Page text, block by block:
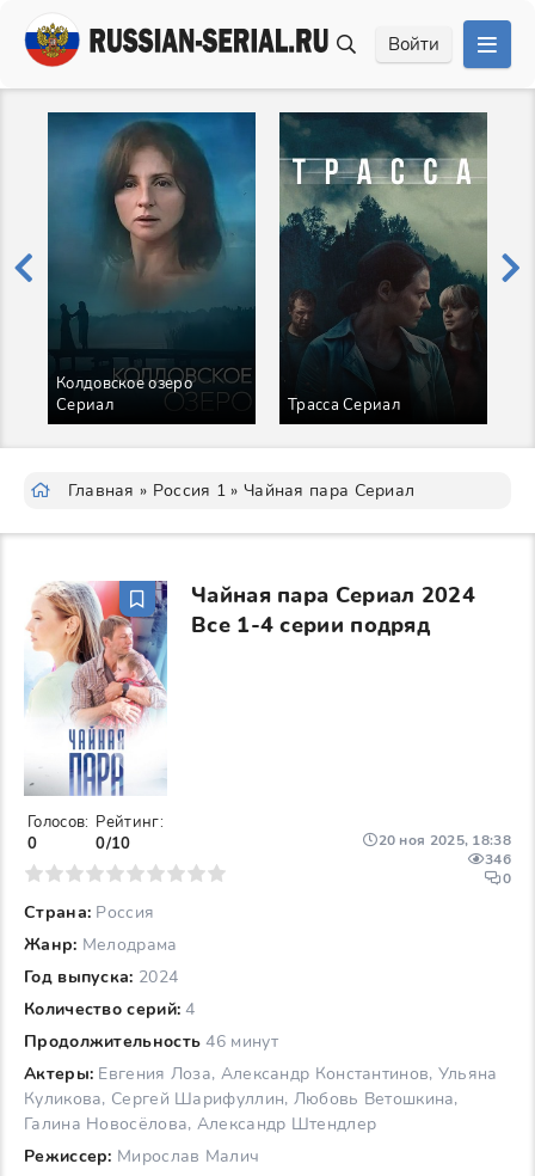
Войти
Колдовское озеро
Сериал
Трасса Сериал
Главная » Россия 1 » Чайная пара Сериал
Чайная пара Сериал 2024
Все 1-4 серии подряд
Страна: Россия
Жанр: Мелодрама
Год выпуска: 2024
Количество серий: 4
Продолжительность 46 минут
Актеры: Евгения Лоза, Александр Константинов, Ульяна
Куликова, Сергей Шарифуллин, Любовь Ветошкина,
Галина Новосёлова, Александр Штендлер
Режиссер: Мирослав Малич
20 ноя 2025, 18:38
346
0
Голосов:
0
Рейтинг:
0/10
7 8 9 10